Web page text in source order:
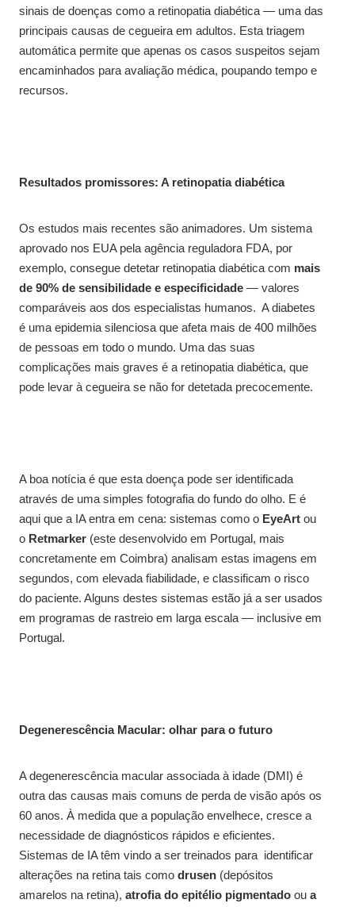
sinais de doenças como a retinopatia diabética — uma das
principais causas de cegueira em adultos. Esta triagem
automática permite que apenas os casos suspeitos sejam
encaminhados para avaliação médica, poupando tempo e
recursos.
Resultados promissores: A retinopatia diabética
Os estudos mais recentes são animadores. Um sistema
aprovado nos EUA pela agência reguladora FDA, por
exemplo, consegue detetar retinopatia diabética com mais
de 90% de sensibilidade e especificidade — valores
comparáveis aos dos especialistas humanos. A diabetes
é uma epidemia silenciosa que afeta mais de 400 milhões
de pessoas em todo o mundo. Uma das suas
complicações mais graves é a retinopatia diabética, que
pode levar à cegueira se não for detetada precocemente.
A boa notícia é que esta doença pode ser identificada
através de uma simples fotografia do fundo do olho. E é
aqui que a IA entra em cena: sistemas como o EyeArt ou
o Retmarker (este desenvolvido em Portugal, mais
concretamente em Coimbra) analisam estas imagens em
segundos, com elevada fiabilidade, e classificam o risco
do paciente. Alguns destes sistemas estão já a ser usados
em programas de rastreio em larga escala — inclusive em
Portugal.
Degenerescência Macular: olhar para o futuro
A degenerescência macular associada à idade (DMI) é
outra das causas mais comuns de perda de visão após os
60 anos. À medida que a população envelhece, cresce a
necessidade de diagnósticos rápidos e eficientes.
Sistemas de IA têm vindo a ser treinados para identificar
alterações na retina tais como drusen (depósitos
amarelos na retina), atrofia do epitélio pigmentado ou a